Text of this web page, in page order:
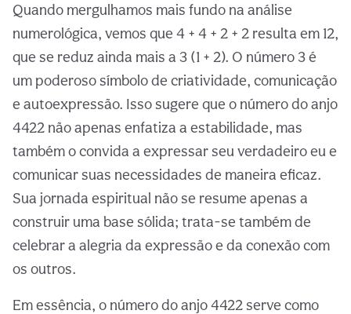
Quando mergulhamos mais fundo na análise
numerológica, vemos que 4 + 4 + 2 + 2 resulta em 12,
que se reduz ainda mais a 3 (1 + 2). O número 3 é
um poderoso símbolo de criatividade, comunicação
e autoexpressão. Isso sugere que o número do anjo
4422 não apenas enfatiza a estabilidade, mas
também o convida a expressar seu verdadeiro eu e
comunicar suas necessidades de maneira eficaz.
Sua jornada espiritual não se resume apenas a
construir uma base sólida; trata-se também de
celebrar a alegria da expressão e da conexão com
os outros.
Em essência, o número do anjo 4422 serve como